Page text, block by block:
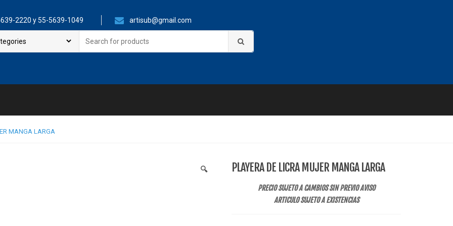
2220 y 55-5639-1049 artisub@gmail.com
for:
MANGA LARGA
🔍 PLAYERA DE LICRA MUJER MANGA LARGA
PRECIO SUJETO A CAMBIOS SIN PREVIO AVISO
ARTICULO SUJETO A EXISTENCIAS